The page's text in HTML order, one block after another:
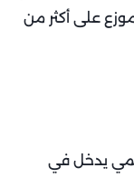
على أكثر من
يدخل في